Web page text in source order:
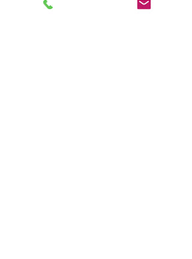
を早めるだけではなく、品質と効